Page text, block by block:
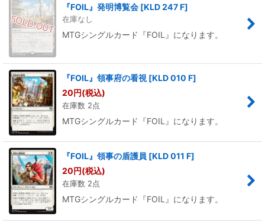
『FOIL』発明博覧会 [KLD 247 F]
在庫なし
MTGシングルカード『FOIL』になります。
『FOIL』領事府の看視 [KLD 010 F]
20円(税込)
在庫数 2点
MTGシングルカード『FOIL』になります。
『FOIL』領事の盾護員 [KLD 011 F]
20円(税込)
在庫数 2点
MTGシングルカード『FOIL』になります。